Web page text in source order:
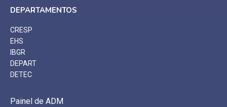
DEPARTAMENTOS
CRESP
EHS
IBGR
DEPART
DETEC
Painel de ADM